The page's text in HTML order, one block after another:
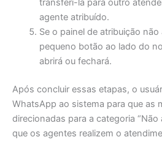
transferi-la para outro
agente atribuído.
Se o painel de atribuição não
pequeno botão ao lado do
abrirá ou fechará.
Após concluir essas etapas, o
WhatsApp ao sistema para que as
direcionadas para a categoria “Não
que os agentes realizem o